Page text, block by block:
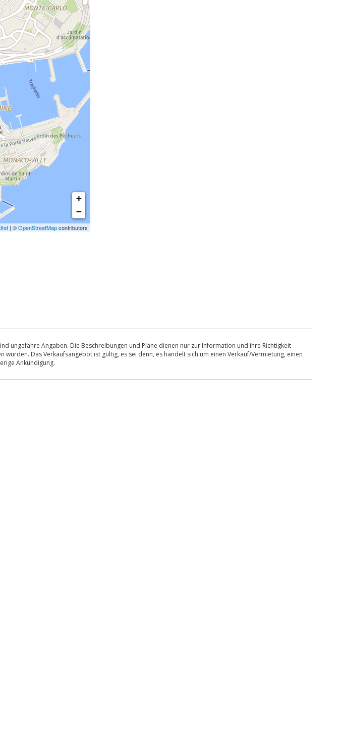
+
−
| ©OpenStreetMapcontributors
ungefähre Angaben. Die Beschreibungen und Pläne dienen nur zur Information und ihre Richtigkeit
Das Verkaufsangebot ist gültig, es sei denn, es handelt sich um einen Verkauf/Vermietung, einen
Ankündigung.